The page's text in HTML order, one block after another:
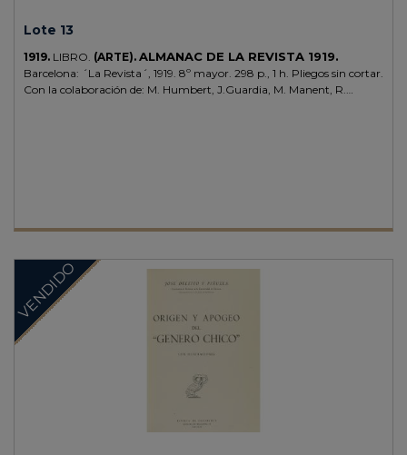
Lote 13
1919. LIBRO. (ARTE). ALMANAC DE LA REVISTA 1919.
Barcelona: ´La Revista´, 1919. 8º mayor. 298 p., 1 h. Pliegos sin cortar.
Con la colaboración de: M. Humbert, J.Guardia, M. Manent, R.
VENDIDO